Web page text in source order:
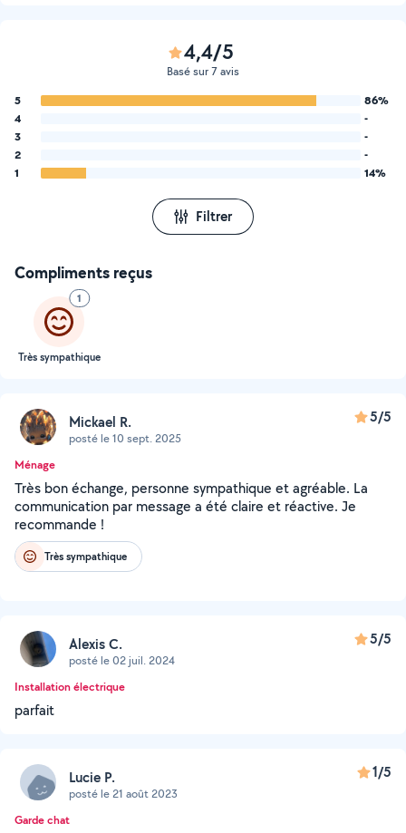
4,4/5
Basé sur 7 avis
5
86%
4
-
3
-
2
-
1
14%
Filtrer
Compliments reçus
1
Très sympathique
Mickael R.
posté le 10 sept. 2025
5/5
Ménage
Très bon échange, personne sympathique et agréable. La
communication par message a été claire et réactive. Je
recommande !
Très sympathique
Alexis C.
posté le 02 juil. 2024
5/5
Installation électrique
parfait
Lucie P.
posté le 21 août 2023
1/5
Garde chat